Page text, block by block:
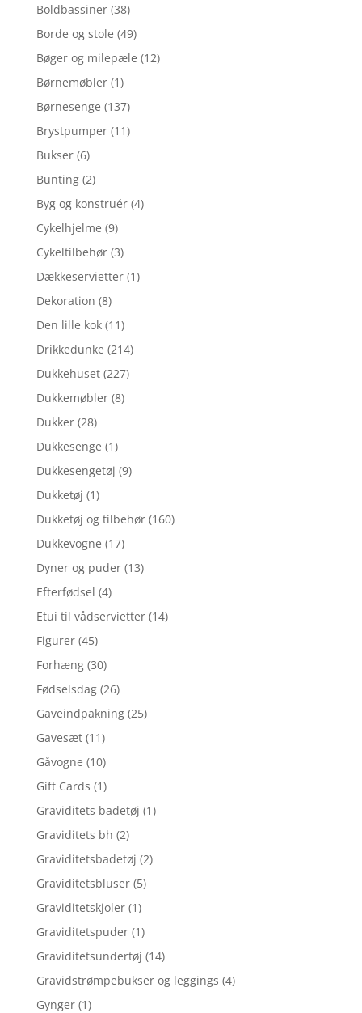
Boldbassiner (38)
Borde og stole (49)
Bøger og milepæle (12)
Børnemøbler (1)
Børnesenge (137)
Brystpumper (11)
Bukser (6)
Bunting (2)
Byg og konstruér (4)
Cykelhjelme (9)
Cykeltilbehør (3)
Dækkeservietter (1)
Dekoration (8)
Den lille kok (11)
Drikkedunke (214)
Dukkehuset (227)
Dukkemøbler (8)
Dukker (28)
Dukkesenge (1)
Dukkesengetøj (9)
Dukketøj (1)
Dukketøj og tilbehør (160)
Dukkevogne (17)
Dyner og puder (13)
Efterfødsel (4)
Etui til vådservietter (14)
Figurer (45)
Forhæng (30)
Fødselsdag (26)
Gaveindpakning (25)
Gavesæt (11)
Gåvogne (10)
Gift Cards (1)
Graviditets badetøj (1)
Graviditets bh (2)
Graviditetsbadetøj (2)
Graviditetsbluser (5)
Graviditetskjoler (1)
Graviditetspuder (1)
Graviditetsundertøj (14)
Gravidstrømpebukser og leggings (4)
Gynger (1)